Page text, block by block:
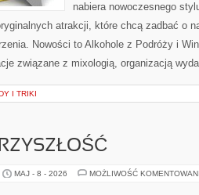
nabiera nowoczesnego
atrakcji, które chcą zadbać o
Nowości to Alkohole z Podróży i
związane z mixologią, organizacją
I TRIKI
MAJ - 8 - 2026 MOŻLIWOŚĆ